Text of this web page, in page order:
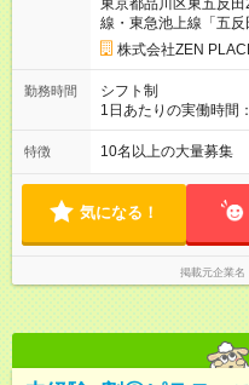
<年収例> ■理学療法士（
前半 年収：約5，756
考：PT資格を活かし、
出身 入社年数：5年
月＋賞与） 備考：翻
を含む ■研修担当＋リーダー職 入社年数：15年目 年収：約11，
コース開発の担当として貢献手当
あり 試用期間の長さ
です。
東京都品川区東五反
線・東急池上線「五
出口徒歩5分JR山手線
京浜東北線「大森駅
線・東京臨海高速鉄
急池上線「戸越銀座駅
ジオがあります！転勤
株式会社ZEN
勤務時間
シフト制
1日あたりの実働時間
の勤務時間は40時間
特徴 10名以上の大量募集
気になる！
掲載元企業名